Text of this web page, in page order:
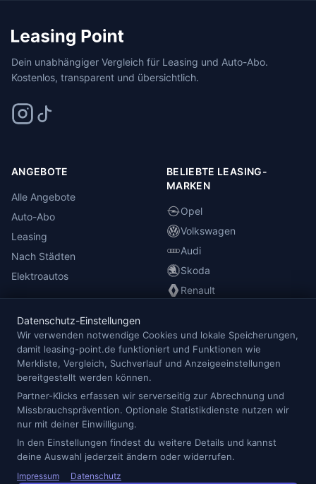
Dein unabhängiger Vergleich für Leasing und Auto-Abo.
Kostenlos, transparent und übersichtlich.
ANGEBOTE
Alle Angebote
Auto-Abo
Leasing
Nach Städten
Elektroautos
BELIEBTE LEASING-
MARKEN
Opel
Volkswagen
Audi
Skoda
Renault
INFORMATIONEN
Anbieterübersicht
Blog
Redaktion
Impressum
Datenschutz
Cookie-Einstellungen
Datenschutz-Einstellungen
Wir verwenden notwendige Cookies und lokale Speicherungen,
damit leasing-point.de funktioniert und Funktionen wie
Merkliste, Vergleich, Suchverlauf und Anzeigeeinstellungen
bereitgestellt werden können.
Partner-Klicks erfassen wir serverseitig zur Abrechnung und
Missbrauchsprävention. Optionale Statistikdienste nutzen wir
nur mit deiner Einwilligung.
In den Einstellungen findest du weitere Details und kannst
deine Auswahl jederzeit ändern oder widerrufen.
Impressum Datenschutz